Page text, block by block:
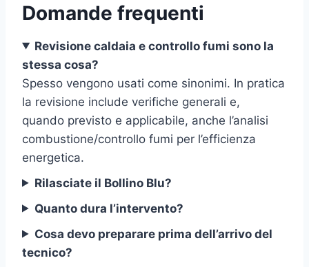
Domande frequenti
Revisione caldaia e controllo fumi sono la
stessa cosa?
Spesso vengono usati come sinonimi. In pratica
la revisione include verifiche generali e,
quando previsto e applicabile, anche l’analisi
combustione/controllo fumi per l’efficienza
energetica.
Rilasciate il Bollino Blu?
Quanto dura l’intervento?
Cosa devo preparare prima dell’arrivo del
tecnico?